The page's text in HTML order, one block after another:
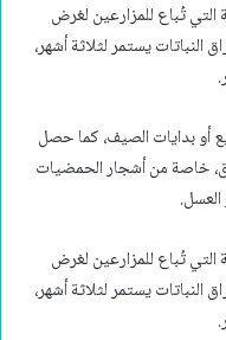
تُباع للمزارعين لغرض
النباتات يستمر لثلاثة أشهر،
أو بدايات الصيف، كما حصل
خاصة من أشجار الحمضيات
العسل.
تُباع للمزارعين لغرض
النباتات يستمر لثلاثة أشهر،